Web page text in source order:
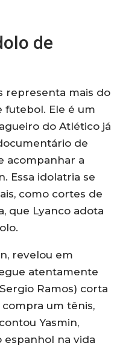
de
representa mais do
futebol. Ele é um
do Atlético já
de
acompanhar a
Essa idolatria se
como cortes de
que Lyanco adota
revelou em
atentamente
Ramos) corta
compra um tênis,
Yasmin,
espanhol na vida